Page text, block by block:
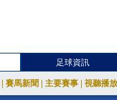
足球資訊
賽馬新聞 主要賽事 視聽播